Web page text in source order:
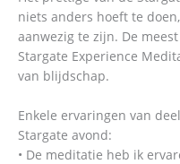
niets anders hoeft te
aanwezig te zijn. De
Stargate Experience
van blijdschap.
Enkele ervaringen van
Stargate avond:
• De meditatie heb ik